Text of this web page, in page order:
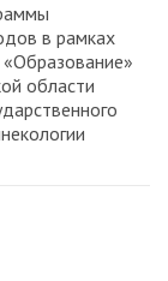
в рамках
области